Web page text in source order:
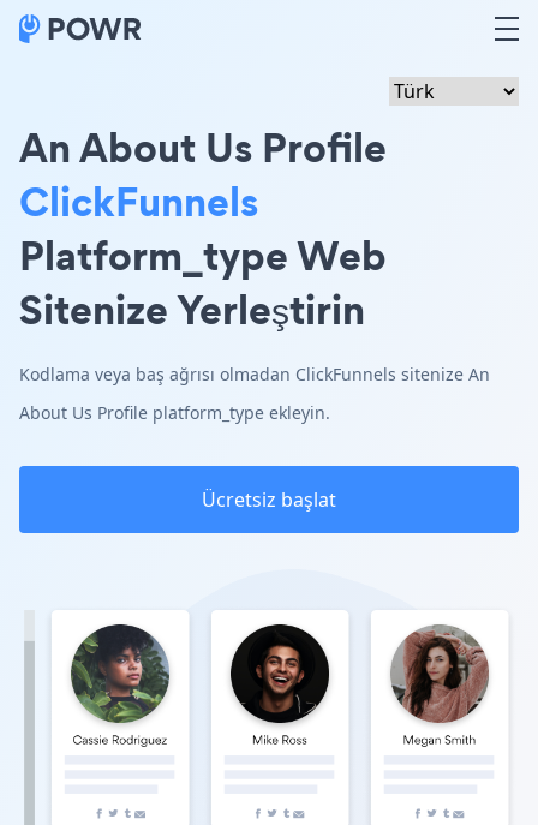
An About Us Profile
ClickFunnels
Platform_type Web
Sitenize Yerleştirin
Kodlama veya baş ağrısı olmadan ClickFunnels sitenize An
About Us Profile platform_type ekleyin.
Ücretsiz başlat